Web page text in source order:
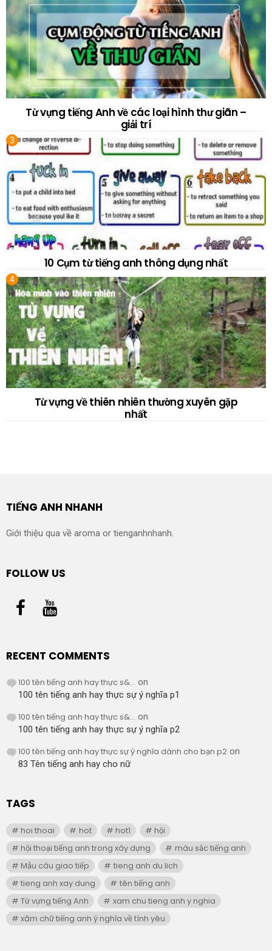
Từ vựng tiếng Anh về các loại hình thư giãn –
giải trí
10 Cụm từ tiếng anh thông dụng nhất
Từ vựng về thiên nhiên thường xuyên gặp
nhất
TIẾNG ANH NHANH
Giới thiệu qua về aroma or tienganhnhanh.
FOLLOW US
RECENT COMMENTS
100 tên tiếng anh hay thực s&... on
100 tên tiếng anh hay thực sự ý nghĩa p1
100 tên tiếng anh hay thực s&... on
100 tên tiếng anh hay thực sự ý nghĩa p2
100 tên tiếng anh hay thực sự ý nghĩa dành cho bạn p2 on
83 Tên tiếng anh hay cho nữ
TAGS
hoi thoai hot hot1
hội
hội thoại tiếng anh trong xây dựng
màu sắc tiếng anh
Mẫu câu giao tiếp
tieng anh du lich
tieng anh xay dung
tên tiếng anh
Từ vựng tiếng Anh
xam chu tieng anh y nghia
xăm chữ tiếng anh ý nghĩa về tình yêu